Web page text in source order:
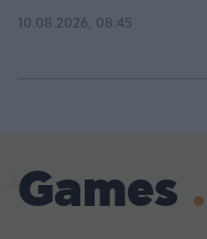
10.08.2026, 08:45
Games